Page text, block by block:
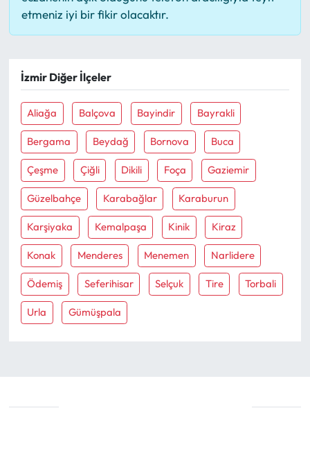
etmeniz iyi bir fikir olacaktır.
İzmir Diğer İlçeler
Aliağa Balçova Bayindir Bayrakli
Bergama Beydağ Bornova Buca
Çeşme Çiğli Dikili Foça Gaziemir
Güzelbahçe Karabağlar Karaburun
Karşiyaka Kemalpaşa Kinik Kiraz
Konak Menderes Menemen Narlidere
Ödemiş Seferihisar Selçuk Tire Torbali
Urla Gümüşpala